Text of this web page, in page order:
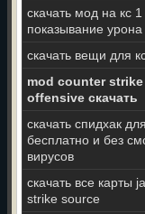
скачать мод на кс
показывание урона
скачать вещи для
mod counter
offensive скачать
скачать спидхак
бесплатно и без
вирусов
скачать все карты
strike source